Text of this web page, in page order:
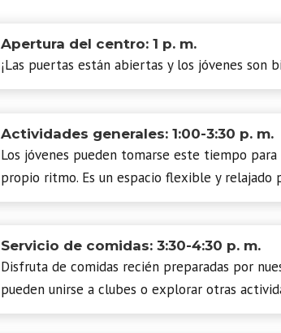
Apertura del centro: 1 p. m.
¡Las puertas están abiertas y los jóvenes son
Actividades generales: 1:00-3:30 p. m.
Los jóvenes pueden tomarse este tiempo
propio ritmo. Es un espacio flexible y
Servicio de comidas: 3:30-4:30 p. m.
Disfruta de comidas recién preparadas por
pueden unirse a clubes o explorar otras